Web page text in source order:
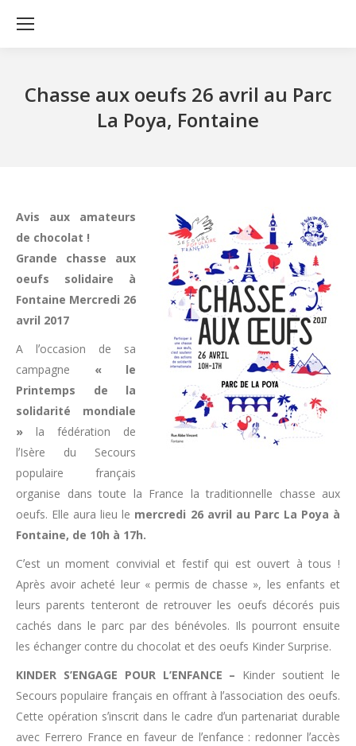
Chasse aux oeufs 26 avril au Parc
La Poya, Fontaine
Avis aux amateurs
de chocolat !
Grande chasse aux
oeufs solidaire à
Fontaine Mercredi 26
avril 2017
A lʼoccasion de sa
campagne « le
Printemps de la
solidarité mondiale
» la fédération de
lʼIsère du Secours
populaire français
organise dans toute la France la traditionnelle chasse aux
oeufs. Elle aura lieu le mercredi 26 avril au Parc La Poya à
Fontaine, de 10h à 17h.
Cʼest un moment convivial et festif qui est ouvert à tous !
Après avoir acheté leur « permis de chasse », les enfants et
leurs parents tenteront de retrouver les oeufs décorés puis
cachés dans le parc par des bénévoles. Ils pourront ensuite
les échanger contre du chocolat et des oeufs Kinder Surprise.
KINDER S’ENGAGE POUR L’ENFANCE – Kinder soutient le
Secours populaire français en offrant à lʼassociation des oeufs.
Cette opération sʼinscrit dans le cadre dʼun partenariat durable
avec Ferrero France en faveur de lʼenfance : redonner lʼaccès